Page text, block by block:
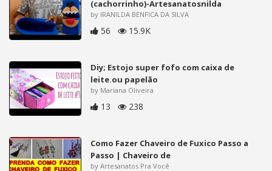
(cachorrinho)-Artesanatosnilda
by IRANILDA BENFICA DA SILVA
56 15.9K
Diy; Estojo super fofo com caixa de
leite.ou papelão
by Mariana Oliveira
13 238
Como Fazer Chaveiro de Fuxico Passo a
Passo | Chaveiro de
by Artesanatos Pra Você